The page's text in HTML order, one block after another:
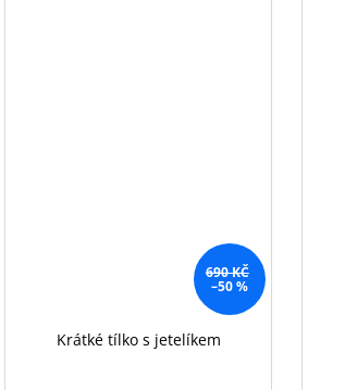
690 KČ
–50 %
Krátké tílko s jetelíkem